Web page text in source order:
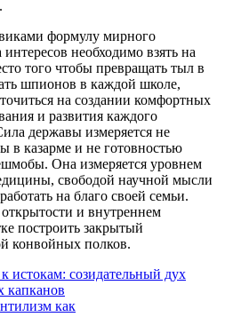
формулу мирного
необходимо взять на
того чтобы превращать тыл в
шпионов в каждой школе,
на создании комфортных
и развития каждого
державы измеряется не
в казарме и не готовностью
Она измеряется уровнем
свободой научной мысли
на благо своей семьи.
и внутреннем
построить закрытый
конвойных полков.
истокам: созидательный дух
капканов
как